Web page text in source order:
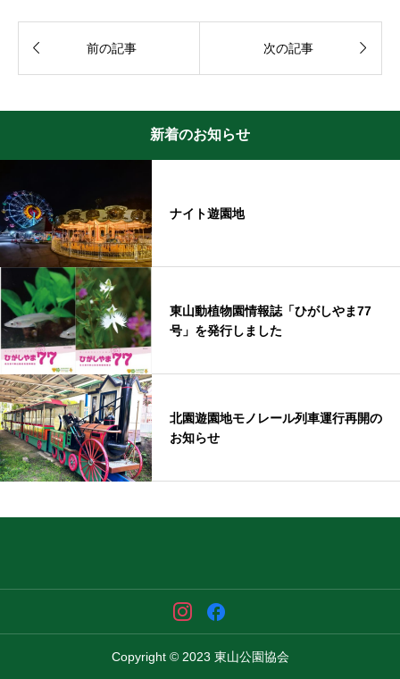
 前の記事 次の記事 
新着のお知らせ
ナイト遊園地
東山動植物園情報誌「ひがしやま77
号」を発行しました
北園遊園地モノレール列車運行再開の
お知らせ
Copyright © 2023 東山公園協会